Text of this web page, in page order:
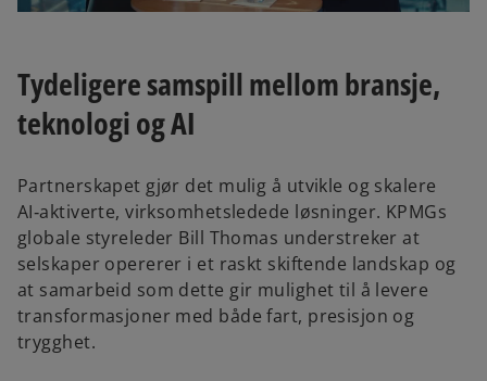
y
Tydeligere samspill mellom bransje,
teknologi og AI
Partnerskapet gjør det mulig å utvikle og skalere
AI‑aktiverte, virksomhetsledede løsninger. KPMGs
globale styreleder Bill Thomas understreker at
selskaper opererer i et raskt skiftende landskap og
at samarbeid som dette gir mulighet til å levere
transformasjoner med både fart, presisjon og
trygghet.